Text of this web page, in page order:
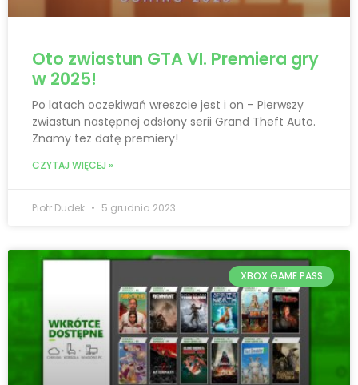
Oto zwiastun GTA VI. Premiera gry
w 2025!
Po latach oczekiwań wreszcie jest i on – Pierwszy
zwiastun następnej odsłony serii Grand Theft Auto.
Znamy tez datę premiery!
CZYTAJ WIĘCEJ »
Piotr Dudek 5 grudnia 2023
XBOX GAME PASS